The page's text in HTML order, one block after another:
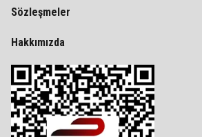
Sözleşmeler
Hakkımızda